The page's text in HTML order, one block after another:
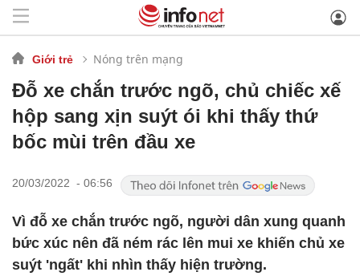
Giới trẻ Nóng trên mạng
Đỗ xe chắn trước ngõ, chủ chiếc xế
hộp sang xịn suýt ói khi thấy thứ
bốc mùi trên đầu xe
20/03/2022 - 06:56
Vì đỗ xe chắn trước ngõ, người dân xung quanh
bức xúc nên đã ném rác lên mui xe khiến chủ xe
suýt 'ngất' khi nhìn thấy hiện trường.